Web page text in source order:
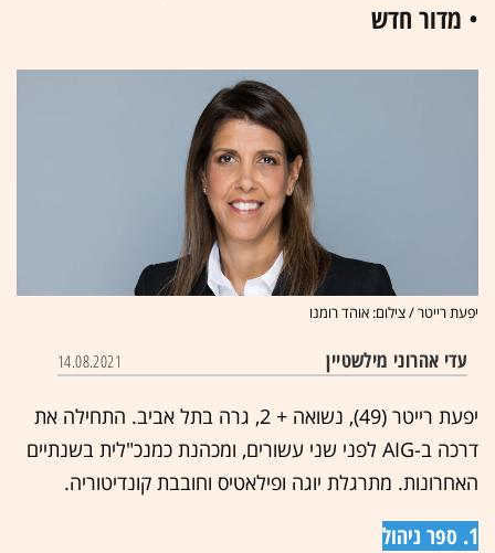
• מדור חדש
יפעת רייטר / צילום: אוהד רומנו
עדי אהרוני מילשטיין 14.08.2021
יפעת רייטר (49), נשואה + 2, גרה בתל אביב. התחילה את
דרכה ב-AIG לפני שני עשורים, ומכהנת כמנכ"לית בשנתיים
האחרונות. מתרגלת יוגה ופילאטיס וחובבת קונדיטוריה.
1. ספר ניהול